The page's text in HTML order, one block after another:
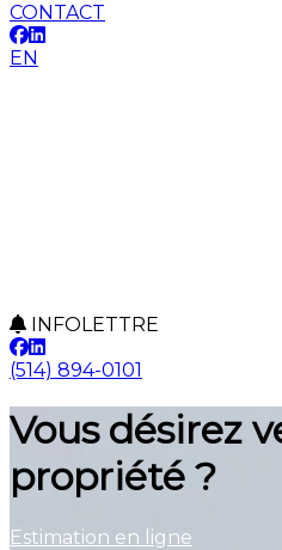
CONTACT
EN
INFOLETTRE
(514) 894-0101
Vous désirez
propriété ?
Estimation en ligne